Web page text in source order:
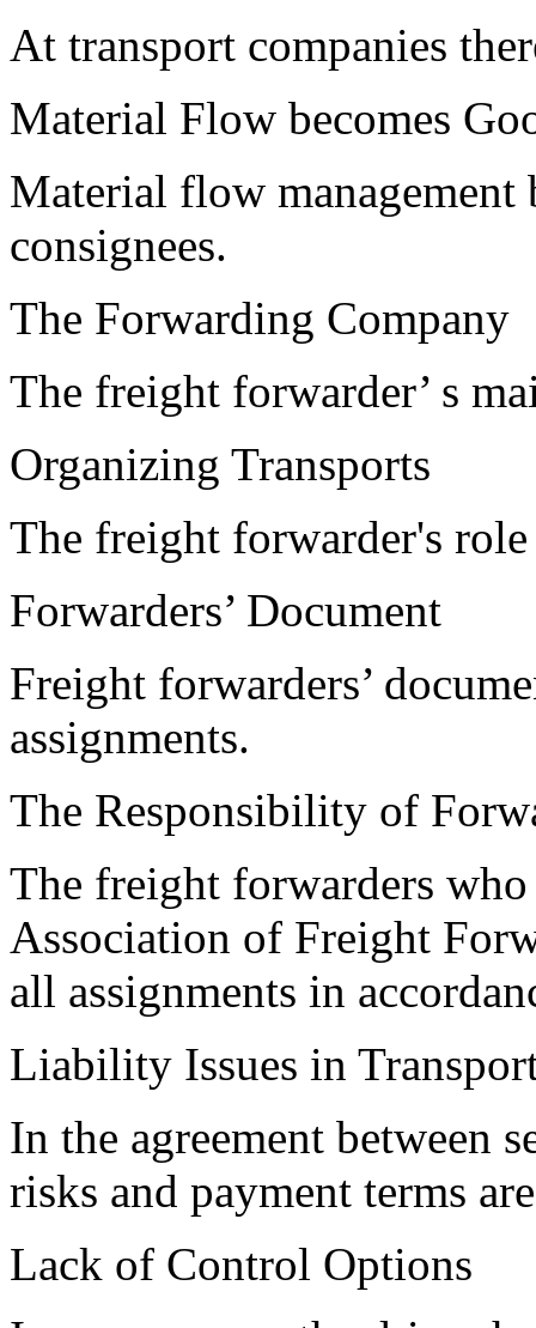
At transport companies
Material Flow becomes
Material flow management
consignees.
The Forwarding Company
The freight forwarder’ s
Organizing Transports
The freight forwarder's
Forwarders’ Document
Freight forwarders’
assignments.
The Responsibility of
The freight forwarders
Association of Freight
all assignments in
Liability Issues in
In the agreement between
risks and payment terms
Lack of Control Options